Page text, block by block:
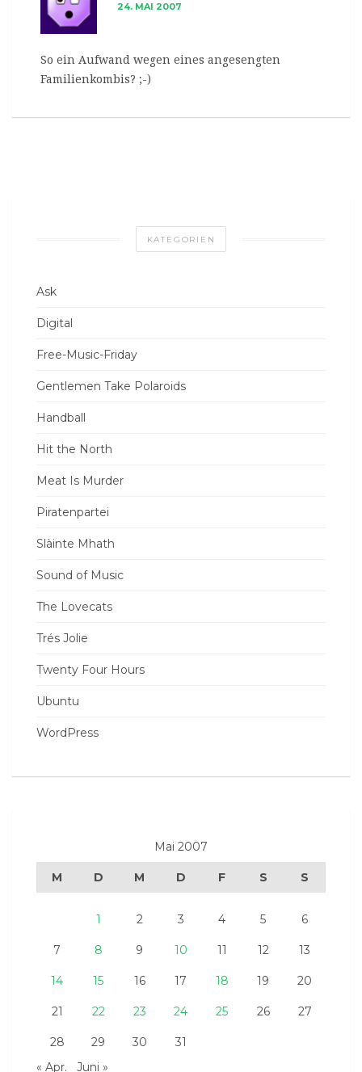
24. MAI 2007
So ein Aufwand wegen eines angesengten
Familienkombis? ;-)
KATEGORIEN
Ask
Digital
Free-Music-Friday
Gentlemen Take Polaroids
Handball
Hit the North
Meat Is Murder
Piratenpartei
Slàinte Mhath
Sound of Music
The Lovecats
Trés Jolie
Twenty Four Hours
Ubuntu
WordPress
Mai 2007
M D M D F S S
1 2 3 4 5 6
7 8 9 10 11 12 13
14 15 16 17 18 19 20
21 22 23 24 25 26 27
28 29 30
31
« Apr.
Juni »